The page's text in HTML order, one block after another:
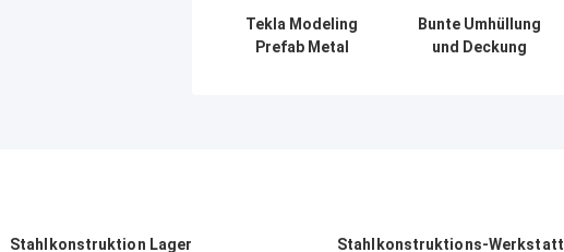
Tekla Modeling
Prefab Metal
Bunte Umhüllung
und Deckung
Stahlkonstruktion Lager Stahlkonstruktions-Werkstatt